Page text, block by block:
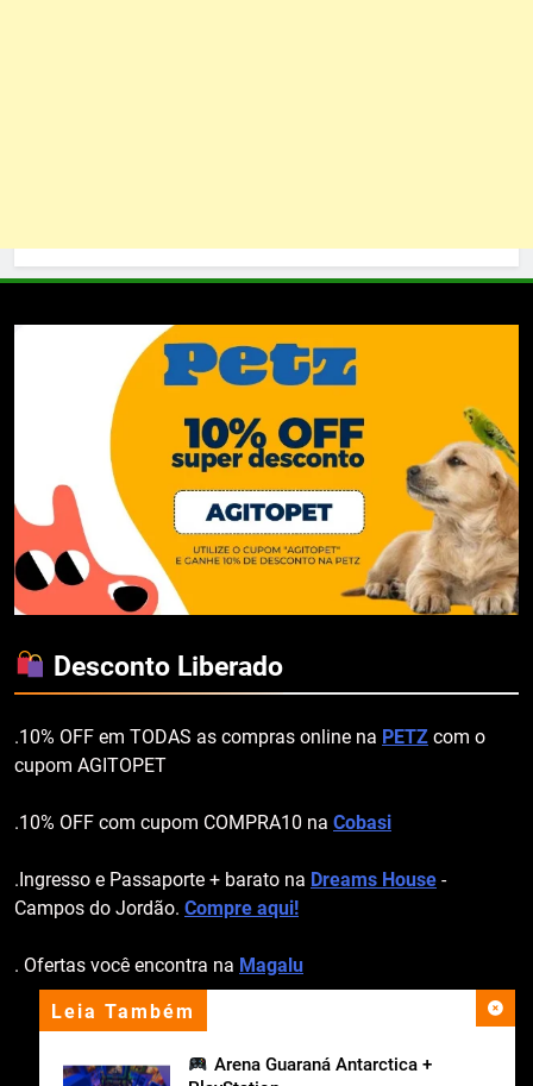
Leia Também
Arena Guaraná Antarctica +
Desconto Liberado
.10% OFF em TODAS as compras online na PETZ com o
cupom AGITOPET
.10% OFF com cupom COMPRA10 na Cobasi
.Ingresso e Passaporte + barato na Dreams House -
Campos do Jordão. Compre aqui!
. Ofertas você encontra na Magalu
apoio institucional